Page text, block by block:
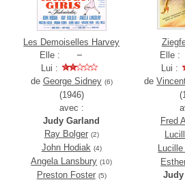
Les Demoiselles Harvey
Elle :
Lui :
de George Sidney (6)
(1946)
avec :
Judy Garland
Ray Bolger (2)
John Hodiak (4)
Angela Lansbury (10)
Preston Foster (5)
Elle :
Lui :
de
Fred
Judy